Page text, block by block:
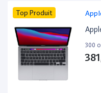
Top Produit
300